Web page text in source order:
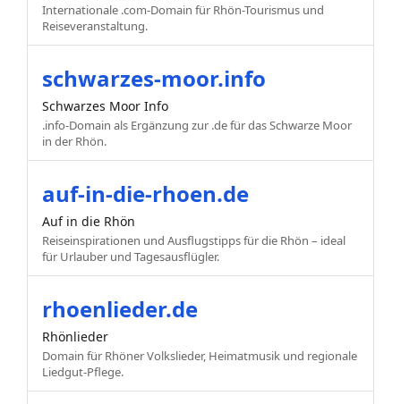
Internationale .com-Domain für Rhön-Tourismus und
Reiseveranstaltung.
schwarzes-moor.info
Schwarzes Moor Info
.info-Domain als Ergänzung zur .de für das Schwarze Moor
in der Rhön.
auf-in-die-rhoen.de
Auf in die Rhön
Reiseinspirationen und Ausflugstipps für die Rhön – ideal
für Urlauber und Tagesausflügler.
rhoenlieder.de
Rhönlieder
Domain für Rhöner Volkslieder, Heimatmusik und regionale
Liedgut-Pflege.